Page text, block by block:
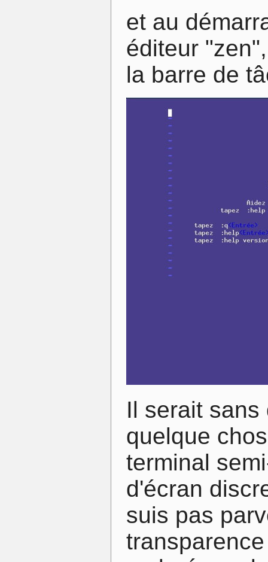
et au
éditeur
la barre de
Il serait
quelque
terminal
d'écran
suis pas